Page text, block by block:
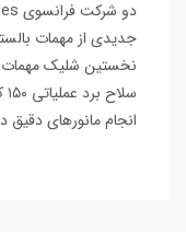
جدیدی از مهمات
انجام مانورهای دقیق